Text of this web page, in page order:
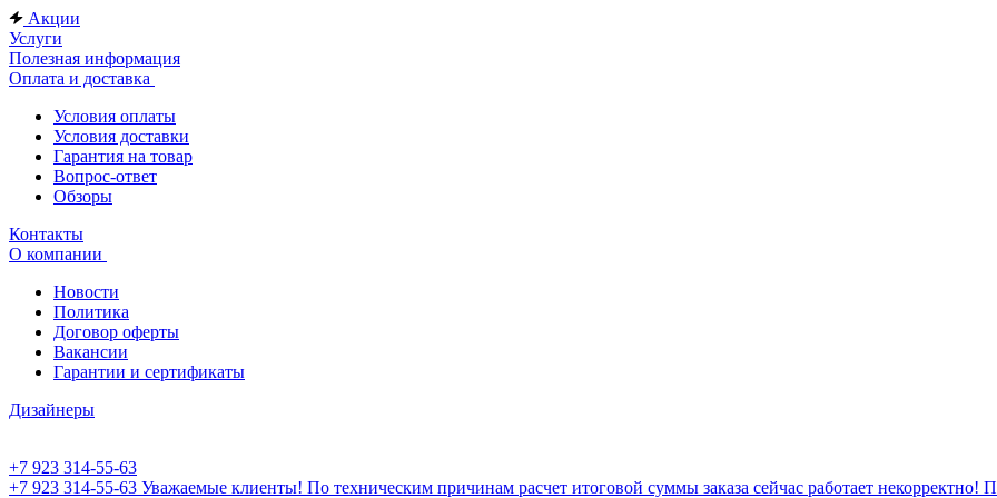
Акции
Услуги
Полезная информация
Оплата и доставка
Условия оплаты
Условия доставки
Гарантия на товар
Вопрос-ответ
Обзоры
Контакты
О компании
Новости
Политика
Договор оферты
Вакансии
Гарантии и сертификаты
Дизайнеры
+7 923 314-55-63
+7 923 314-55-63 Уважаемые клиенты! По техническим причинам расчет итоговой суммы заказа сейчас работает